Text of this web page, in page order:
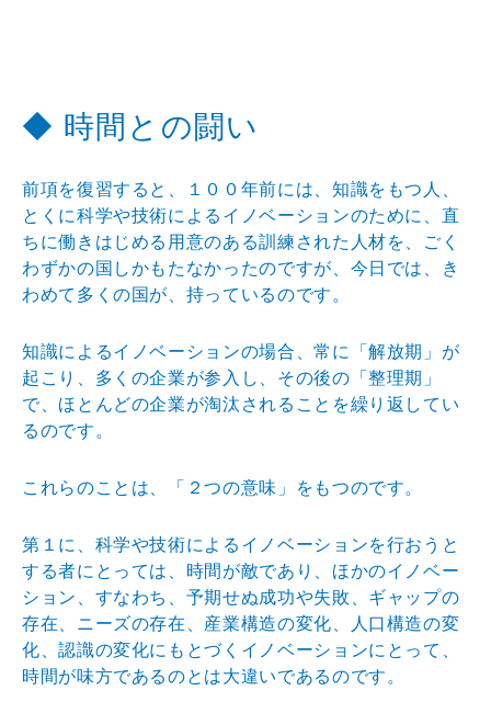
◆ 時間との闘い
前項を復習すると、１００年前には、知識をもつ人、
とくに科学や技術によるイノベーションのために、直
ちに働きはじめる用意のある訓練された人材を、ごく
わずかの国しかもたなかったのですが、今日では、き
わめて多くの国が、持っているのです。
知識によるイノベーションの場合、常に「解放期」が
起こり、多くの企業が参入し、その後の「整理期」
で、ほとんどの企業が淘汰されることを繰り返してい
るのです。
これらのことは、「２つの意味」をもつのです。
第１に、科学や技術によるイノベーションを行おうと
する者にとっては、時間が敵であり、ほかのイノベー
ション、すなわち、予期せぬ成功や失敗、ギャップの
存在、ニーズの存在、産業構造の変化、人口構造の変
化、認識の変化にもとづくイノベーションにとって、
時間が味方であるのとは大違いであるのです。